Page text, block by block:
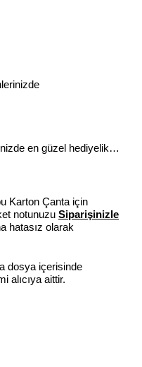
en güzel hediyelik…
Karton Çanta için
notunuzu Siparişinizle
hatasız olarak
dosya içerisinde
alıcıya aittir.